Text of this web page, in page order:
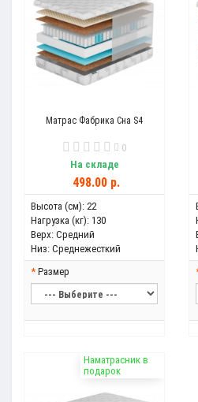
Матрас Фабрика Сна S4
0
На складе
498.00 р.
Высота (см): 22
Нагрузка (кг): 130
Верх: Средний
Низ: Среднежесткий
Размер
Наматрасник в
подарок